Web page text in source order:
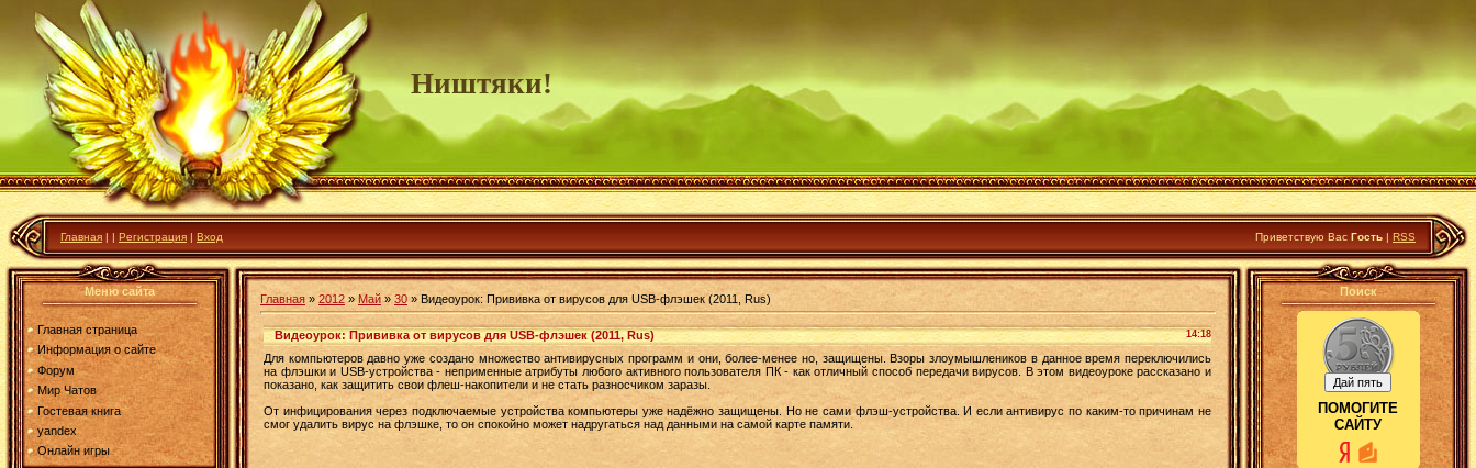
Ништяки!
Главная | | Регистрация | Вход Приветствую Вас Гость | RSS
Меню сайта
Главная страница
Информация о сайте
Форум
Мир Чатов
Гостевая книга
yandex
Онлайн игры
Главная » 2012 » Май » 30 » Видеоурок: Прививка от вирусов для USB-флэшек (2011, Rus)
14:18
Видеоурок: Прививка от вирусов для USB-флэшек (2011, Rus)
Для компьютеров давно уже создано множество антивирусных программ и они, более-менее но, защищены. Взоры злоумышлеников в данное время переключились
на флэшки и USB-устройства - неприменные атрибуты любого активного пользователя ПК - как отличный способ передачи вирусов. В этом видеоуроке рассказано и
показано, как защитить свои флеш-накопители и не стать разносчиком заразы.
От инфицирования через подключаемые устройства компьютеры уже надёжно защищены. Но не сами флэш-устройства. И если антивирус по каким-то причинам не
смог удалить вирус на флэшке, то он спокойно может надругаться над данными на самой карте памяти.
Поиск
ПОМОГИТЕ
САЙТУ